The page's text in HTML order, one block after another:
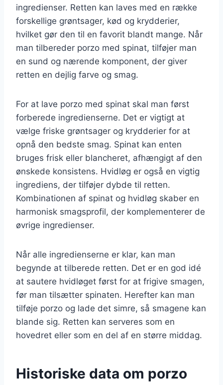
ingredienser. Retten kan laves med en række
forskellige grøntsager, kød og krydderier,
hvilket gør den til en favorit blandt mange. Når
man tilbereder porzo med spinat, tilføjer man
en sund og nærende komponent, der giver
retten en dejlig farve og smag.
For at lave porzo med spinat skal man først
forberede ingredienserne. Det er vigtigt at
vælge friske grøntsager og krydderier for at
opnå den bedste smag. Spinat kan enten
bruges frisk eller blancheret, afhængigt af den
ønskede konsistens. Hvidløg er også en vigtig
ingrediens, der tilføjer dybde til retten.
Kombinationen af spinat og hvidløg skaber en
harmonisk smagsprofil, der komplementerer de
øvrige ingredienser.
Når alle ingredienserne er klar, kan man
begynde at tilberede retten. Det er en god idé
at sautere hvidløget først for at frigive smagen,
før man tilsætter spinaten. Herefter kan man
tilføje porzo og lade det simre, så smagene kan
blande sig. Retten kan serveres som en
hovedret eller som en del af en større middag.
Historiske data om porzo